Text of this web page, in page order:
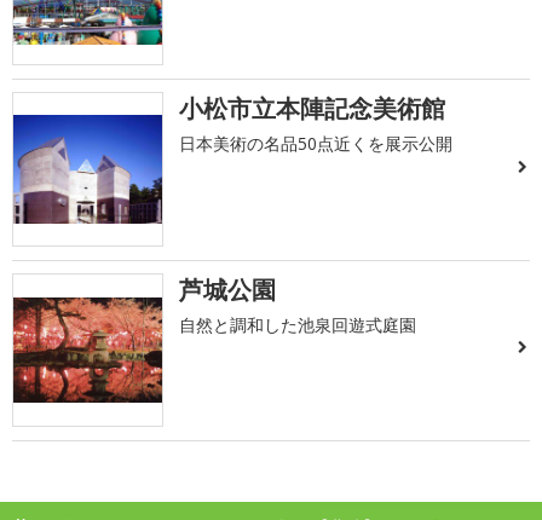
小松市立本陣記念美術館
日本美術の名品50点近くを展示公開
芦城公園
自然と調和した池泉回遊式庭園